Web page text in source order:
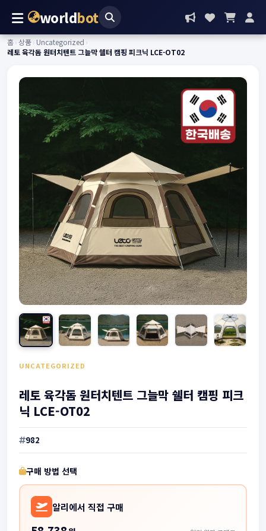
worldbot
홈›상품›Uncategorized ›
레토 육각돔 원터치텐트 그늘막 쉘터 캠핑 피크닉 LCE-OT02
UNCATEGORIZED
레토 육각돔 원터치텐트 그늘막 쉘터 캠핑 피크
닉 LCE-OT02
982
구매 방법 선택
알리에서 직접 구매